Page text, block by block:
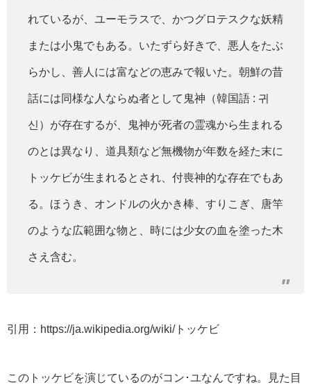
れているが、ユーモラスで、かつグロテスクな妖精
または小鬼でもある。いたずら好きで、悪人をたぶ
らかし、善人には富などの恵みで報いた。朝鮮の昔
話には同様な人ならぬ者として鬼神（韓国語 : 귀
신）が存在するが、鬼神が死者の霊魂から生まれる
のとは異なり、道具類など無機物が年数を経た末に
トッケビが生まれるとされ、付喪神的な存在でもあ
る。ほうき、オンドルの火かき棒、すりこぎ、唐竿
のような広範囲な物と、時には少女の血を塗った木
さえ含む。
引用：https://ja.wikipedia.org/wiki/トッケビ
このトッケビを演じているのがコン･ユなんですね。見た目